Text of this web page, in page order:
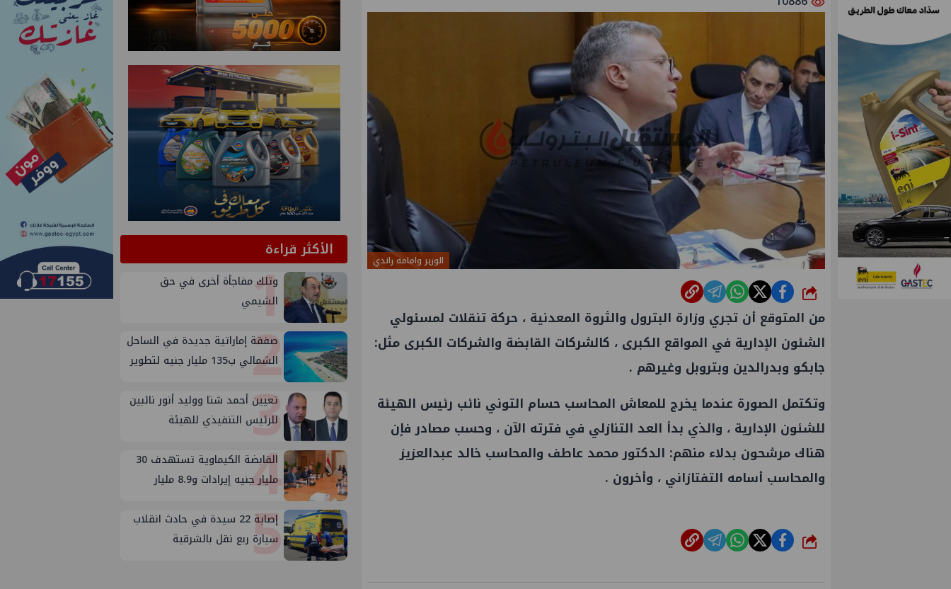
الوزير وامامه راندي
شارك
من المتوقع أن تجري وزارة البترول والثروة المعدنية ، حركة تنقلات لمسئولي
الشئون الإدارية في المواقع الكبرى ، كالشركات القابضة والشركات الكبرى مثل:
جابكو وبدرالدين وبتروبل وغيرهم .
وتكتمل الصورة عندما يخرج للمعاش المحاسب حسام التوني نائب رئيس الهيئة
للشئون الإدارية ، والذي بدأ العد التنازلي في فترته الآن ، وحسب مصادر فإن
هناك مرشحون بدلاء منهم: الدكتور محمد عاطف والمحاسب خالد عبدالعزيز
والمحاسب أسامه التفتازاني ، وأخرون .
شارك
الأكثر قراءة
1
وتلك مفاجأة أخرى في حق
الشيمي
2
صفقة إماراتية جديدة في الساحل
الشمالي ب135 مليار جنيه لتطوير
3
تعيين أحمد شتا ووليد أنور نائبين
للرئيس التنفيذي للهيئة
4
القابضة الكيماوية تستهدف 30
مليار جنيه إيرادات و8.9 مليار
5
إصابة 22 سيدة في حادث انقلاب
سيارة ربع نقل بالشرقية